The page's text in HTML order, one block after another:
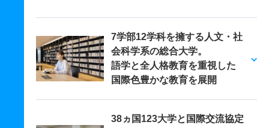
7学部12学科を擁する人文・社
会科学系の総合大学。
語学と全人格教育を重視した
国際色豊かな教育を展開
38ヵ国123大学と国際交流協定